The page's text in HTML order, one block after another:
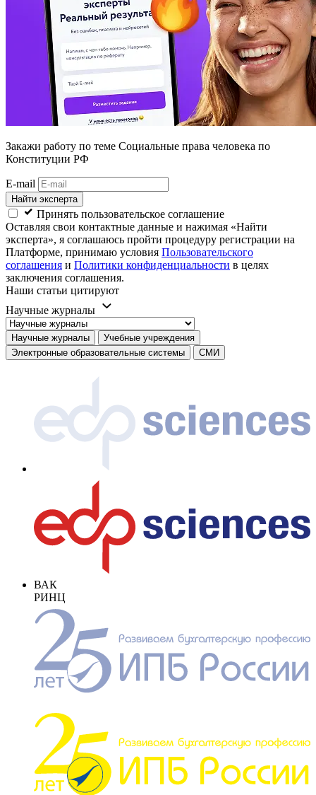
Закажи работу по теме Социальные права человека по
Конституции РФ
E-mail
Найти эксперта
Принять пользовательское соглашение
Оставляя свои контактные данные и нажимая «Найти
эксперта», я соглашаюсь пройти процедуру регистрации на
Платформе, принимаю условия Пользовательского
соглашения и Политики конфиденциальности в целях
заключения соглашения.
Наши статьи цитируют
Научные журналы
Научные журналы
Учебные учреждения
Электронные образовательные системы
СМИ
ВАК
РИНЦ